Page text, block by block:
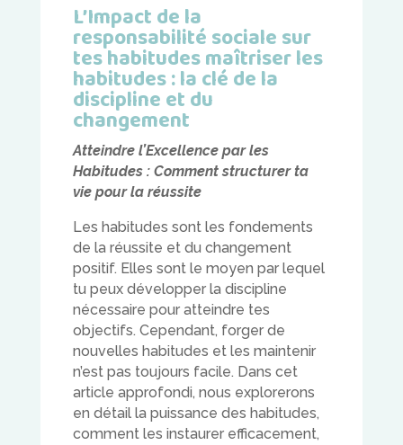
L’Impact de la
responsabilité sociale sur
tes habitudes maîtriser les
habitudes : la clé de la
discipline et du
changement
Atteindre l’Excellence par les
Habitudes : Comment structurer ta
vie pour la réussite
Les habitudes sont les fondements
de la réussite et du changement
positif. Elles sont le moyen par lequel
tu peux développer la discipline
nécessaire pour atteindre tes
objectifs. Cependant, forger de
nouvelles habitudes et les maintenir
n’est pas toujours facile. Dans cet
article approfondi, nous explorerons
en détail la puissance des habitudes,
comment les instaurer efficacement,